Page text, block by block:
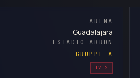
ARENA
Guadalajara
ESTADIO AKRON
GRUPPE A
TV 2